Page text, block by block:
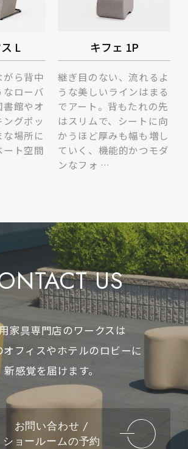
L
がら背中
なローバ
書館やオ
グポッ
な場所に
ート空間
キフェ 1P
継ぎ目のない、流れるよ
うな美しいラインはまる
でアート。背もたれの先
はスリムで、シートに向
かうほど厚みも幅も増し
ていく、機能的かつモダ
ンなフォ …
US
家具専門店のワークスは
オフィスやホテルのロビーに
新感覚を届けます。
お問い合わせ /
ショールームの予約